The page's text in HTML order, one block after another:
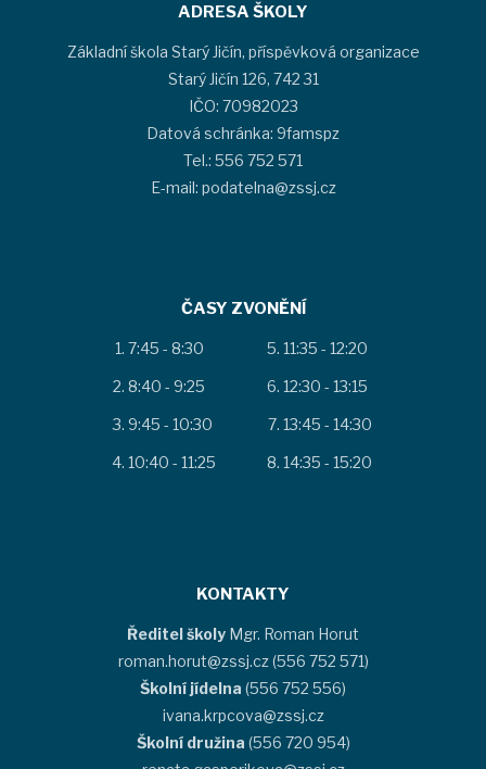
ADRESA ŠKOLY
Základní škola Starý Jičín, příspěvková organizace
Starý Jičín 126, 742 31
IČO: 70982023
Datová schránka: 9famspz
Tel.: 556 752 571
E-mail: podatelna@zssj.cz
ČASY ZVONĚNÍ
7:45 - 8:30
8:40 - 9:25
9:45 - 10:30
10:40 - 11:25
11:35 - 12:20
12:30 - 13:15
13:45 - 14:30
14:35 - 15:20
KONTAKTY
Ředitel školy Mgr. Roman Horut
roman.horut@zssj.cz (556 752 571)
Školní jídelna (556 752 556)
ivana.krpcova@zssj.cz
Školní družina (556 720 954)